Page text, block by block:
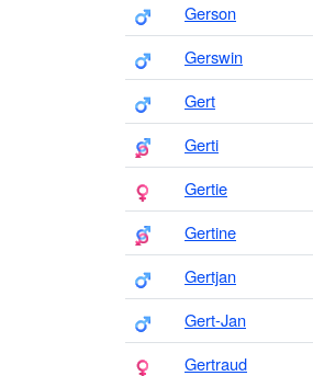
Gerson
Gerswin
Gert
Gerti
Gertie
Gertine
Gertjan
Gert-Jan
Gertraud